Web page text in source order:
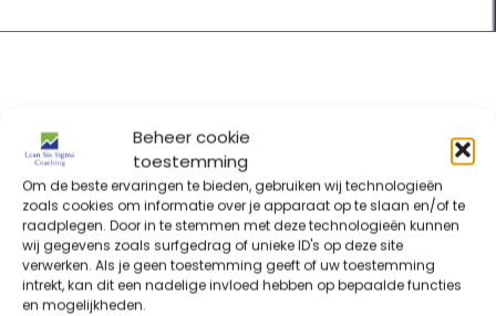
Beheer cookie
toestemming
Om de beste ervaringen te bieden, gebruiken wij technologieën
zoals cookies om informatie over je apparaat op te slaan en/of te
raadplegen. Door in te stemmen met deze technologieën kunnen
wij gegevens zoals surfgedrag of unieke ID's op deze site
verwerken. Als je geen toestemming geeft of uw toestemming
intrekt, kan dit een nadelige invloed hebben op bepaalde functies
en mogelijkheden.